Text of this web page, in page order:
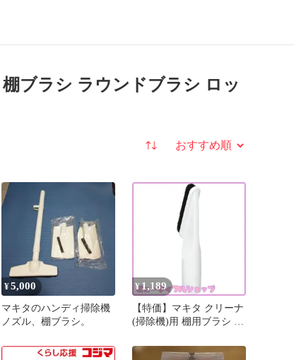
ブラシ ラウンドブラシ ロッ
並び替え
¥5,000
マキタのハンディ掃除機
ノズル、棚ブラシ。
¥1,189
【特価】マキタ クリーナ
(掃除機)用 棚用ブラシ 白